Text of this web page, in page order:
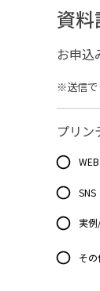
資
お申込
※送信で
プリン
SNS
実
その